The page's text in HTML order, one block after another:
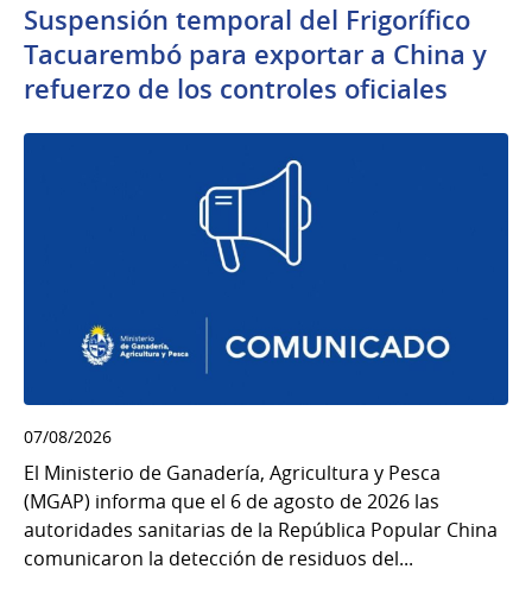
Suspensión temporal del Frigorífico
Tacuarembó para exportar a China y
refuerzo de los controles oficiales
07/08/2026
El Ministerio de Ganadería, Agricultura y Pesca
(MGAP) informa que el 6 de agosto de 2026 las
autoridades sanitarias de la República Popular China
comunicaron la detección de residuos del...